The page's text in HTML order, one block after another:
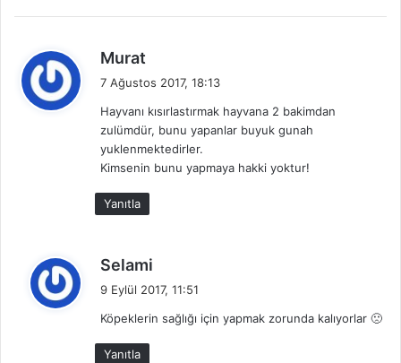
Murat
k
i
7 Ağustos 2017, 18:13
Hayvanı kısırlastırmak hayvana 2 bakimdan
zulümdür, bunu yapanlar buyuk gunah
yuklenmektedirler.
Kimsenin bunu yapmaya hakki yoktur!
Yanıtla
Selami
e
i
9 Eylül 2017, 11:51
Köpeklerin sağlığı için yapmak zorunda kalıyorlar 🙁
Yanıtla